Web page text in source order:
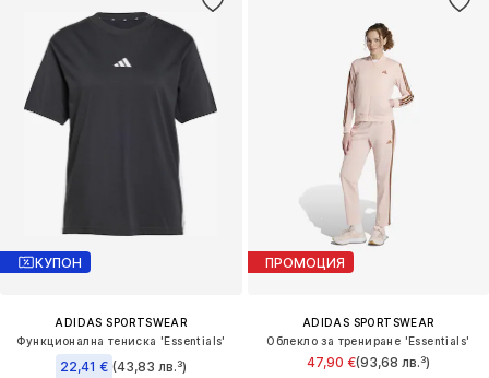
КУПОН
ADIDAS SPORTSWEAR
Функционална тениска 'Essentials'
22,41 € (43,83 лв.³)
ПРОМОЦИЯ
ADIDAS SPORTSWEAR
Облекло за трениране 'Essentials'
47,90 €(93,68 лв.³)